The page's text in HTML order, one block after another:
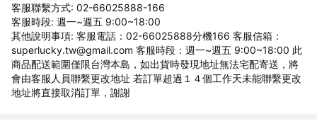
客服聯繫方式: 02-66025888-166
客服時段: 週一~週五 9:00~18:00
其他說明事項: 客服電話：02-66025888分機166 客服信箱：
superlucky.tw@gmail.com 客服時段：週一~週五 9:00~18:00 此
商品配送範圍僅限台灣本島，如出貨時發現地址無法宅配寄送，將
會由客服人員聯繫更改地址 若訂單超過１４個工作天未能聯繫更改
地址將直接取消訂單，謝謝